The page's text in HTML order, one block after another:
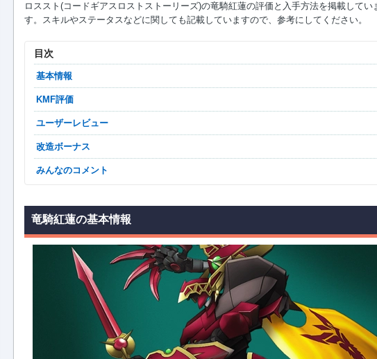
ロススト(コードギアスロストストーリーズ)の竜騎紅蓮の評価と入手方法を掲載してい
す。スキルやステータスなどに関しても記載していますので、参考にしてください。
目次
基本情報
KMF評価
ユーザーレビュー
改造ボーナス
みんなのコメント
竜騎紅蓮の基本情報